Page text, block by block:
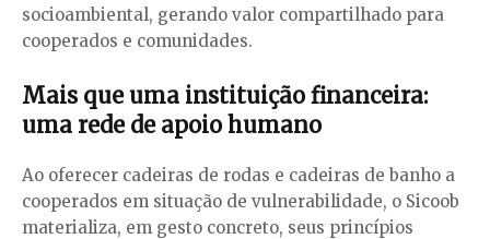
socioambiental, gerando valor compartilhado para
cooperados e comunidades.
Mais que uma instituição financeira:
uma rede de apoio humano
Ao oferecer cadeiras de rodas e cadeiras de banho a
cooperados em situação de vulnerabilidade, o Sicoob
materializa, em gesto concreto, seus princípios